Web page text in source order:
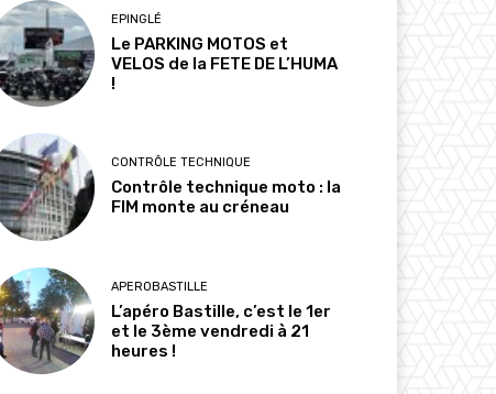
EPINGLÉ
Le PARKING MOTOS et
VELOS de la FETE DE L’HUMA
!
CONTRÔLE TECHNIQUE
Contrôle technique moto : la
FIM monte au créneau
APEROBASTILLE
L’apéro Bastille, c’est le 1er
et le 3ème vendredi à 21
heures !